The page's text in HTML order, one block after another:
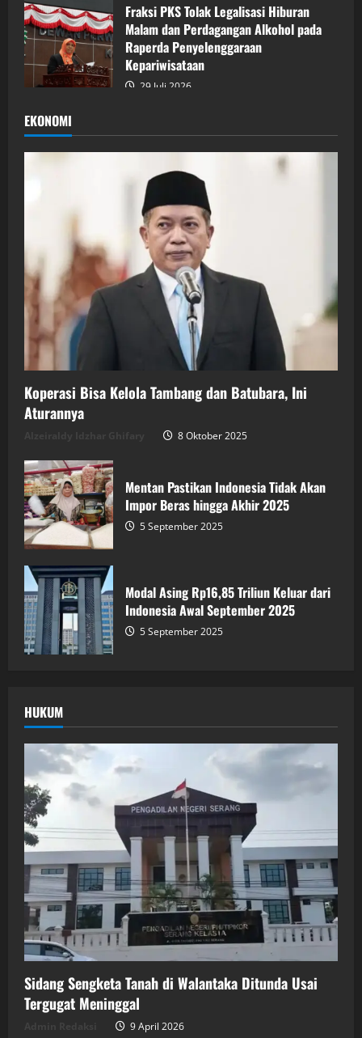
Fraksi PKS Tolak Legalisasi Hiburan
Malam dan Perdagangan Alkohol pada
Raperda Penyelenggaraan
Kepariwisataan
29 Juli 2026
EKONOMI
Koperasi Bisa Kelola Tambang dan Batubara, Ini
Aturannya
8 Oktober 2025
Mentan Pastikan Indonesia Tidak Akan
Impor Beras hingga Akhir 2025
5 September 2025
Modal Asing Rp16,85 Triliun Keluar dari
Indonesia Awal September 2025
5 September 2025
HUKUM
Sidang Sengketa Tanah di Walantaka Ditunda Usai
Tergugat Meninggal
9 April 2026